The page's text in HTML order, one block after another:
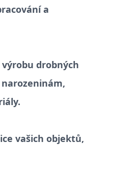
a
drobných
vašich objektů,